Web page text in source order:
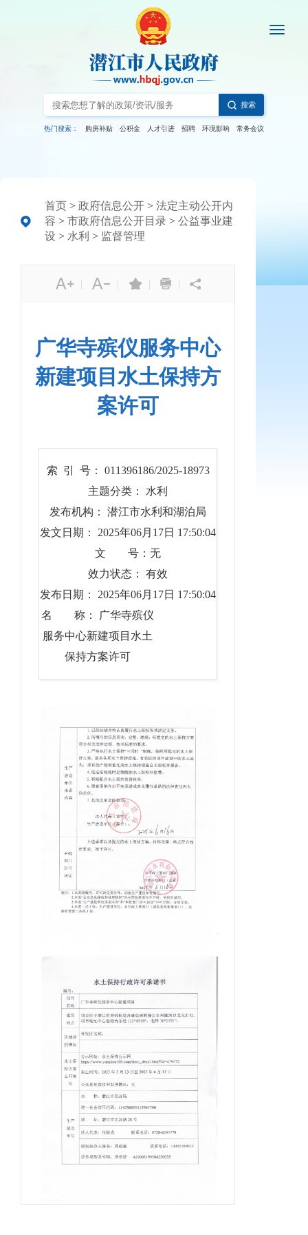
搜索
热门搜索： 购房补贴 公积金 人才引进 招聘 环境影响 常务会议
首页 > 政府信息公开 > 法定主动公开内
容 > 市政府信息公开目录 > 公益事业建
设 > 水利 > 监督管理
| | | |
广华寺殡仪服务中心
新建项目水土保持方
案许可
索 引 号： 011396186/2025-18973
主题分类： 水利
发布机构： 潜江市水利和湖泊局
发文日期： 2025年06月17日 17:50:04
文 号：无
效力状态： 有效
发布日期： 2025年06月17日 17:50:04
名 称： 广华寺殡仪
服务中心新建项目水土
保持方案许可